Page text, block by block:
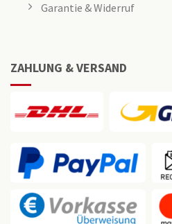
Garantie & Widerruf
ZAHLUNG & VERSAND